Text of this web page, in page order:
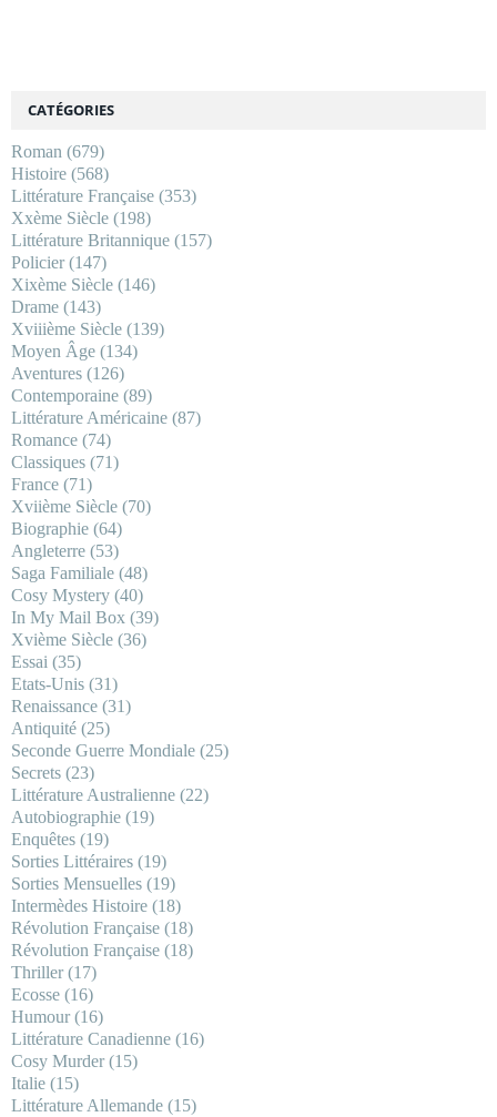
CATÉGORIES
Roman (679)
Histoire (568)
Littérature Française (353)
Xxème Siècle (198)
Littérature Britannique (157)
Policier(147)
Xixème Siècle (146)
Drame (143)
Xviiième Siècle (139)
Moyen Âge (134)
Aventures (126)
Contemporaine (89)
Littérature Américaine (87)
Romance (74)
Classiques (71)
France (71)
Xviième Siècle (70)
Biographie (64)
Angleterre (53)
Saga Familiale (48)
Cosy Mystery (40)
In My Mail Box (39)
Xvième Siècle (36)
Essai (35)
Etats-Unis (31)
Renaissance (31)
Antiquité (25)
Seconde Guerre Mondiale (25)
Secrets (23)
Littérature Australienne (22)
Autobiographie (19)
Enquêtes (19)
Sorties Littéraires (19)
Sorties Mensuelles (19)
Intermèdes Histoire (18)
Révolution Française (18)
Révolution Française (18)
Thriller(17)
Ecosse (16)
Humour(16)
Littérature Canadienne (16)
Cosy Murder(15)
Italie (15)
Littérature Allemande (15)